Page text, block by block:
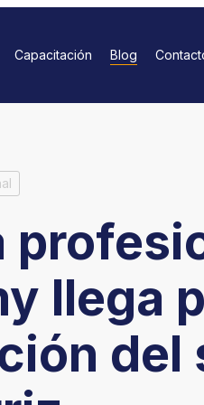
Capacitación Blog
llega
del